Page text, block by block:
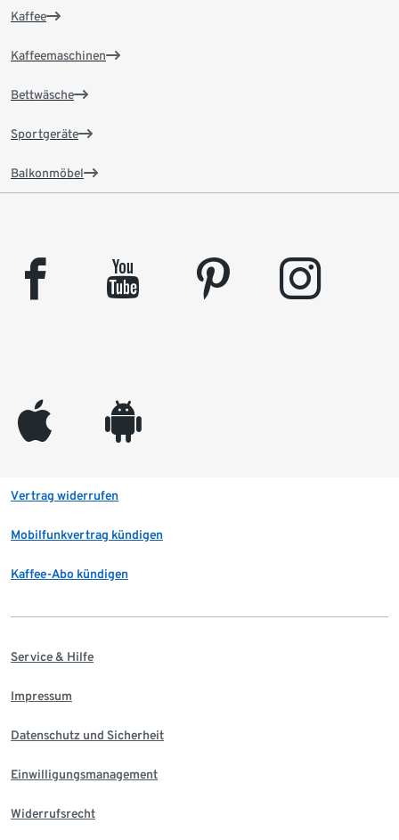
Kaffee
Kaffeemaschinen
Bettwäsche
Sportgeräte
Balkonmöbel
facebook youtube pinterest instagram
appleinc android
Vertrag widerrufen
Mobilfunkvertrag kündigen
Kaffee-Abo kündigen
Service & Hilfe
Impressum
Datenschutz und Sicherheit
Einwilligungsmanagement
Widerrufsrecht